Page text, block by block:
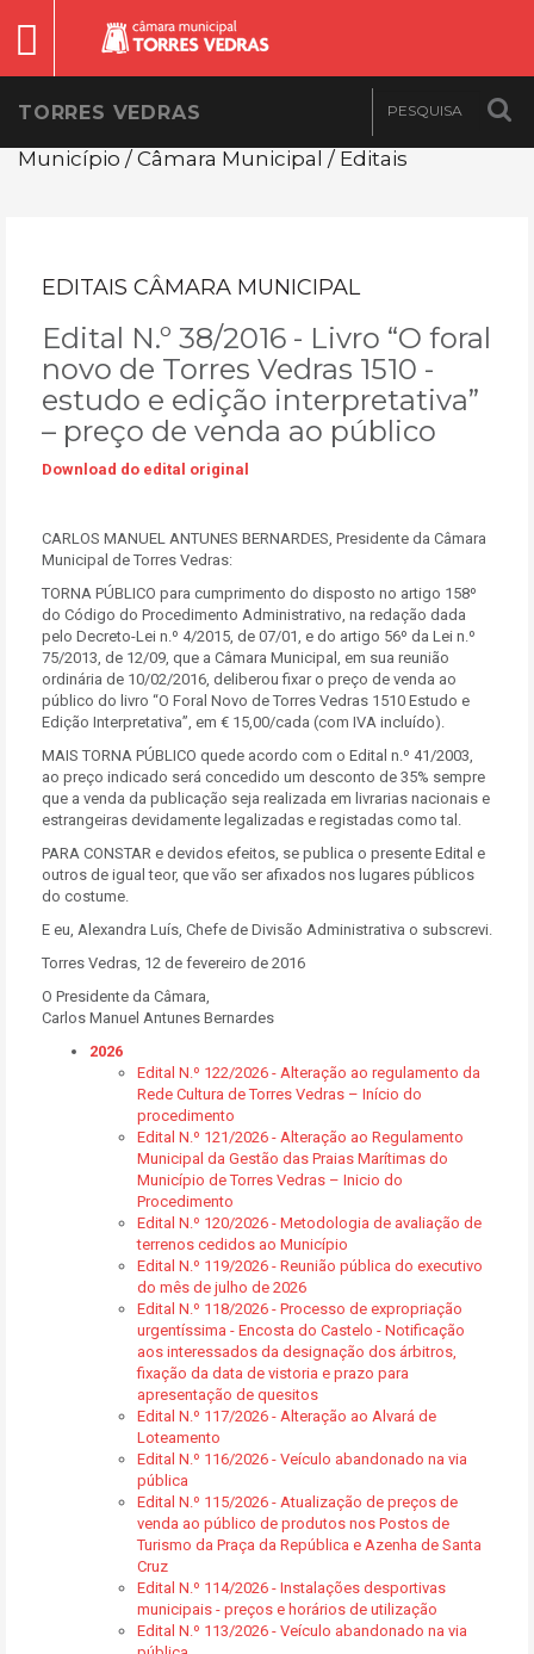
TORRES VEDRAS
Município / Câmara Municipal / Editais
EDITAIS CÂMARA MUNICIPAL
Edital N.º 38/2016 - Livro “O foral
novo de Torres Vedras 1510 -
estudo e edição interpretativa”
– preço de venda ao público
Download do edital original
CARLOS MANUEL ANTUNES BERNARDES, Presidente da Câmara
Municipal de Torres Vedras:
TORNA PÚBLICO para cumprimento do disposto no artigo 158º
do Código do Procedimento Administrativo, na redação dada
pelo Decreto-Lei n.º 4/2015, de 07/01, e do artigo 56º da Lei n.º
75/2013, de 12/09, que a Câmara Municipal, em sua reunião
ordinária de 10/02/2016, deliberou fixar o preço de venda ao
público do livro “O Foral Novo de Torres Vedras 1510 Estudo e
Edição Interpretativa”, em € 15,00/cada (com IVA incluído).
MAIS TORNA PÚBLICO quede acordo com o Edital n.º 41/2003,
ao preço indicado será concedido um desconto de 35% sempre
que a venda da publicação seja realizada em livrarias nacionais e
estrangeiras devidamente legalizadas e registadas como tal.
PARA CONSTAR e devidos efeitos, se publica o presente Edital e
outros de igual teor, que vão ser afixados nos lugares públicos
do costume.
E eu, Alexandra Luís, Chefe de Divisão Administrativa o subscrevi.
Torres Vedras, 12 de fevereiro de 2016
O Presidente da Câmara,
Carlos Manuel Antunes Bernardes
2026
Edital N.º 122/2026 - Alteração ao regulamento da
Rede Cultura de Torres Vedras – Início do
procedimento
Edital N.º 121/2026 - Alteração ao Regulamento
Municipal da Gestão das Praias Marítimas do
Município de Torres Vedras – Inicio do
Procedimento
Edital N.º 120/2026 - Metodologia de avaliação de
terrenos cedidos ao Município
Edital N.º 119/2026 - Reunião pública do executivo
do mês de julho de 2026
Edital N.º 118/2026 - Processo de expropriação
urgentíssima - Encosta do Castelo - Notificação
aos interessados da designação dos árbitros,
fixação da data de vistoria e prazo para
apresentação de quesitos
Edital N.º 117/2026 - Alteração ao Alvará de
Loteamento
Edital N.º 116/2026 - Veículo abandonado na via
pública
Edital N.º 115/2026 - Atualização de preços de
venda ao público de produtos nos Postos de
Turismo da Praça da República e Azenha de Santa
Cruz
Edital N.º 114/2026 - Instalações desportivas
municipais - preços e horários de utilização
Edital N.º 113/2026 - Veículo abandonado na via